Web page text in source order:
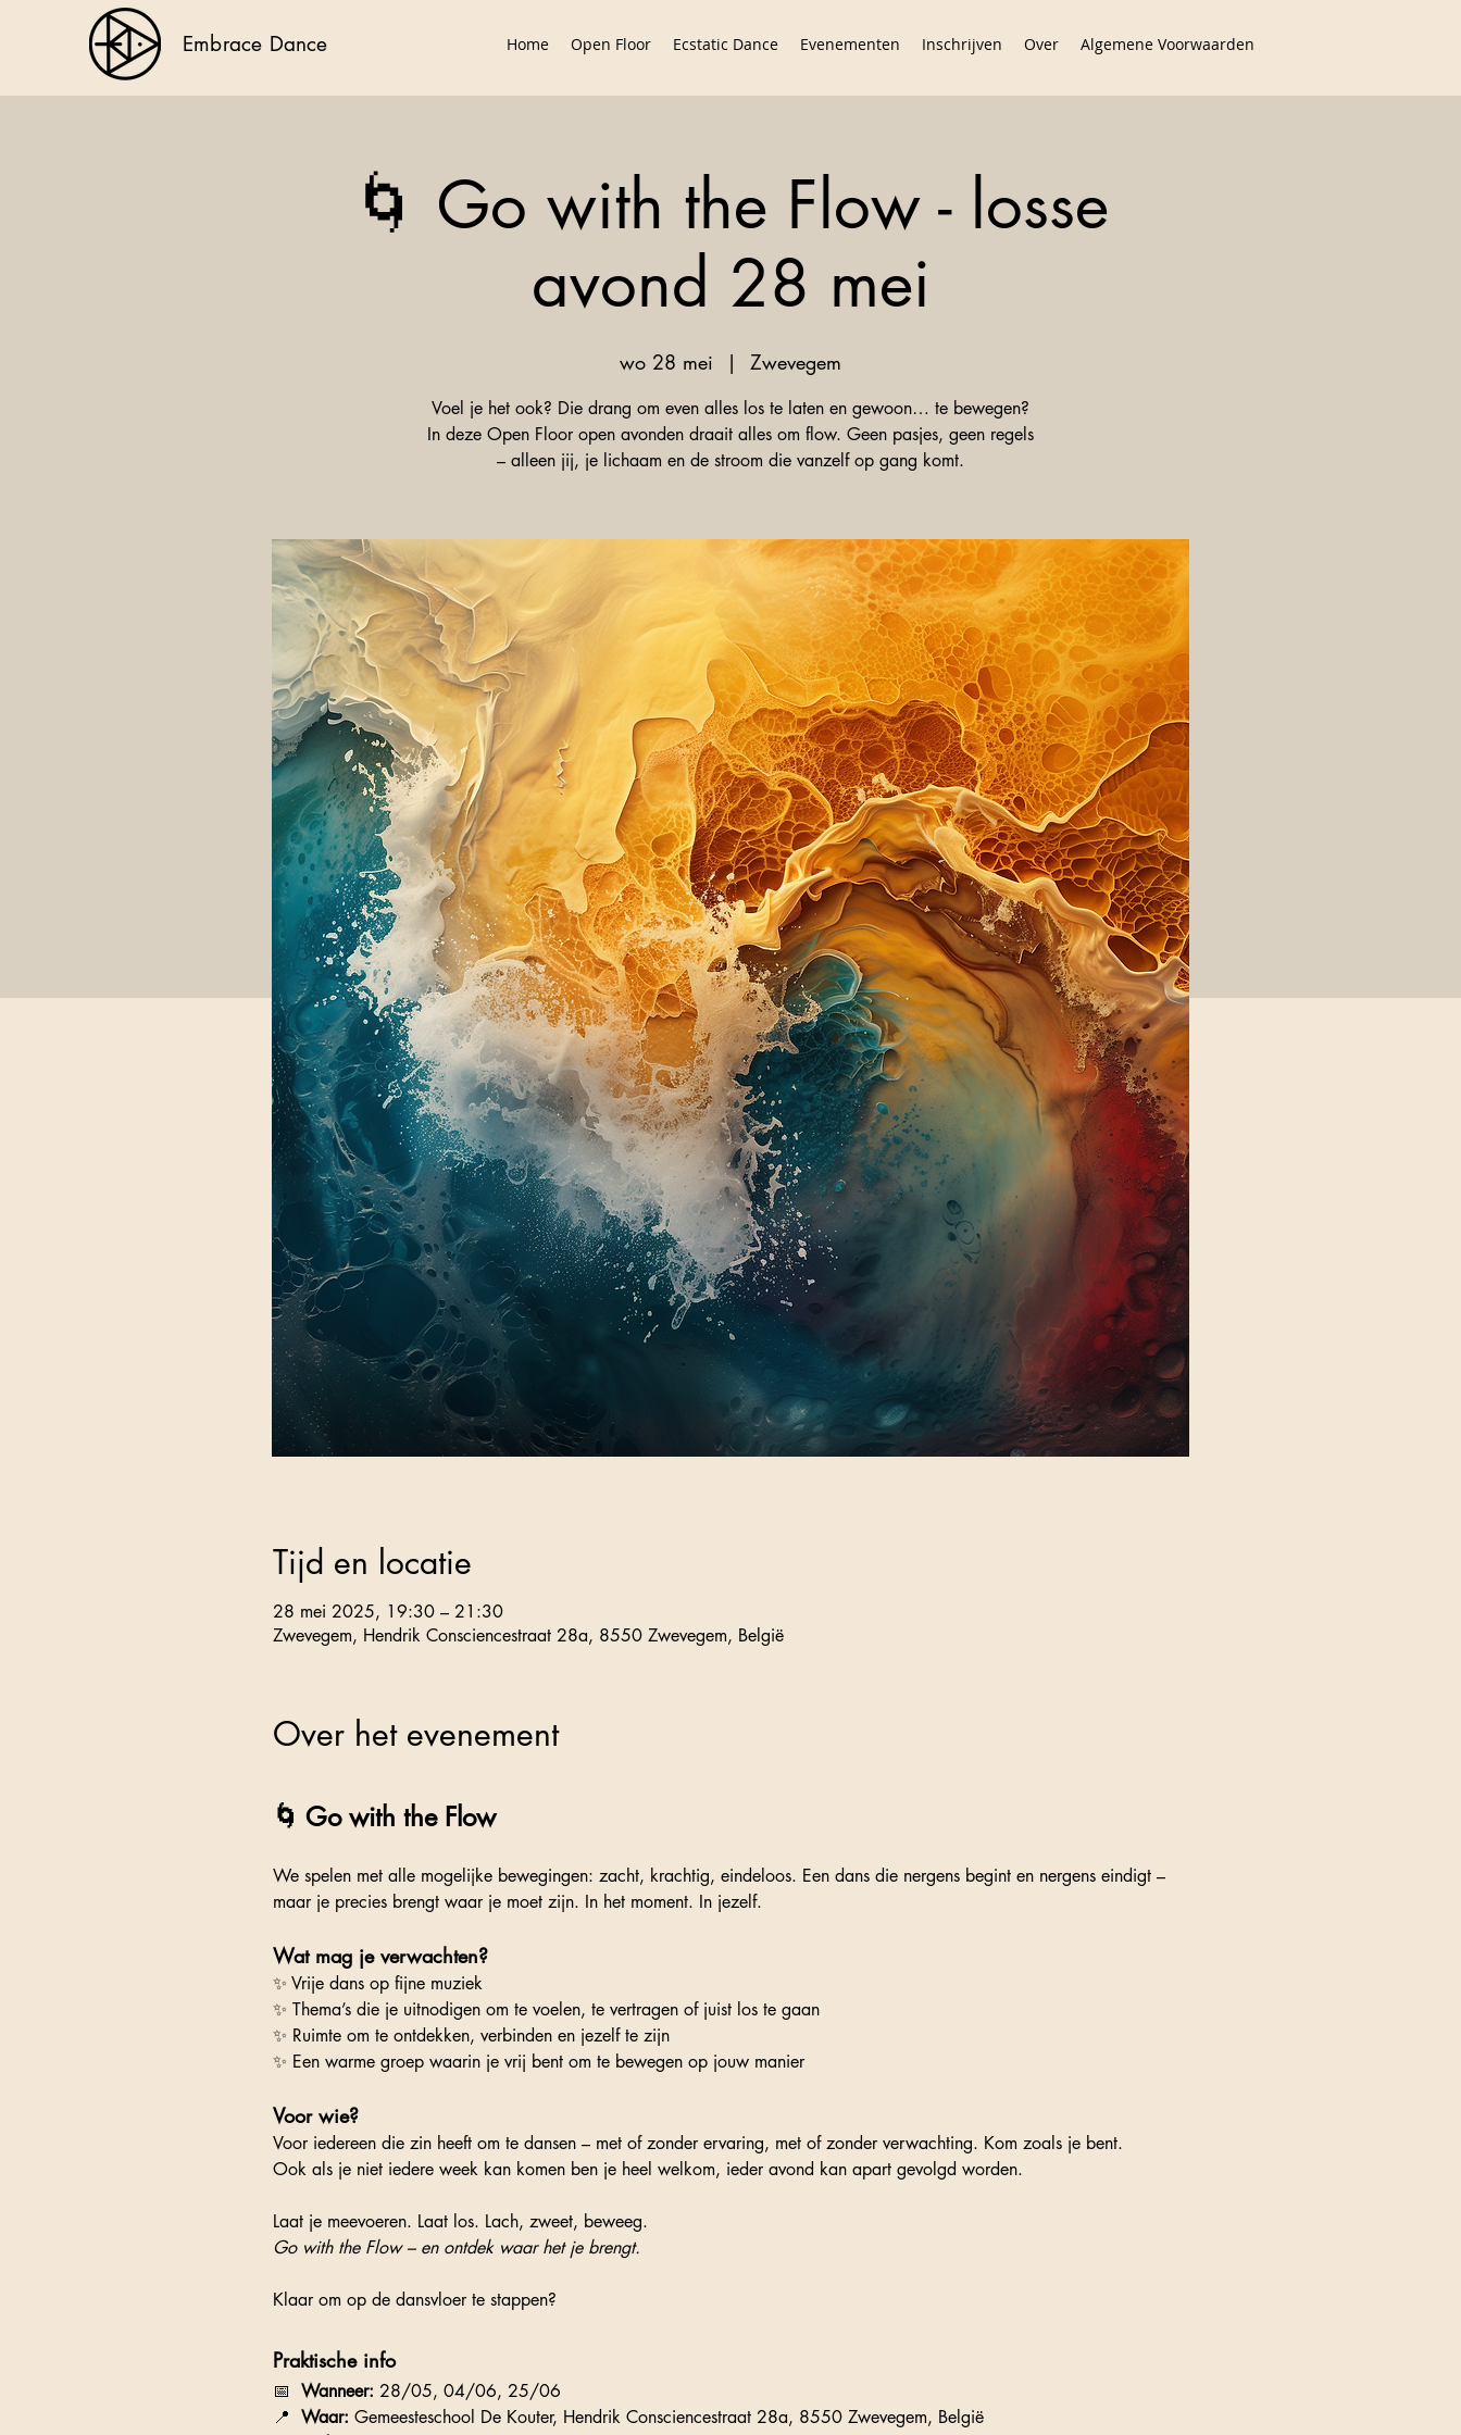
Home Open Floor Ecstatic Dance Evenementen Inschrijven Over Algemene Voorwaarden
Embrace Dance
🌀 Go with the Flow - losse
avond 28 mei
wo 28 mei
  |
Zwevegem
Voel je het ook? Die drang om even alles los te laten en gewoon… te bewegen?
In deze Open Floor open avonden draait alles om flow. Geen pasjes, geen regels
Tijd en locatie
28 mei 2025, 19:30 – 21:30
Zwevegem, Hendrik Consciencestraat 28a, 8550 Zwevegem, België
Over het evenement
🌀 Go with the Flow
We spelen met alle mogelijke bewegingen: zacht, krachtig, eindeloos. Een dans die nergens begint en nergens eindigt –
maar je precies brengt waar je moet zijn. In het moment. In jezelf.
Wat mag je verwachten?
✨ Vrije dans op fijne muziek
✨ Thema’s die je uitnodigen om te voelen, te vertragen of juist los te gaan
✨ Ruimte om te ontdekken, verbinden en jezelf te zijn
✨ Een warme groep waarin je vrij bent om te bewegen op jouw manier
Voor wie?
Voor iedereen die zin heeft om te dansen – met of zonder ervaring, met of zonder verwachting. Kom zoals je bent.
Ook als je niet iedere week kan komen ben je heel welkom, ieder avond kan apart gevolgd worden.
Laat je meevoeren. Laat los. Lach, zweet, beweeg.
Go with the Flow – en ontdek waar het je brengt.
Klaar om op de dansvloer te stappen?
Praktische info
📅 Wanneer: 28/05, 04/06, 25/06
📍 Waar: Gemeesteschool De Kouter, Hendrik Consciencestraat 28a, 8550 Zwevegem, België